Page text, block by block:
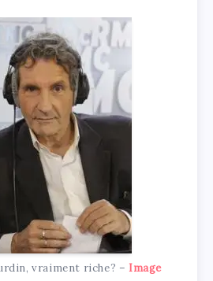
vraiment riche? – Image